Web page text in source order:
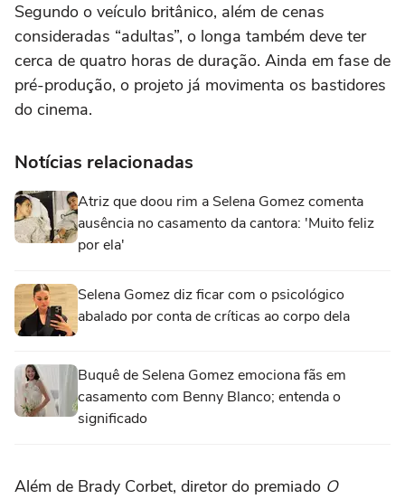
Segundo o veículo britânico, além de cenas
consideradas “adultas”, o longa também deve ter
cerca de quatro horas de duração. Ainda em fase de
pré-produção, o projeto já movimenta os bastidores
do cinema.
Notícias relacionadas
Atriz que doou rim a Selena Gomez comenta
ausência no casamento da cantora: 'Muito feliz
por ela'
Selena Gomez diz ficar com o psicológico
abalado por conta de críticas ao corpo dela
Buquê de Selena Gomez emociona fãs em
casamento com Benny Blanco; entenda o
significado
Além de Brady Corbet, diretor do premiado O